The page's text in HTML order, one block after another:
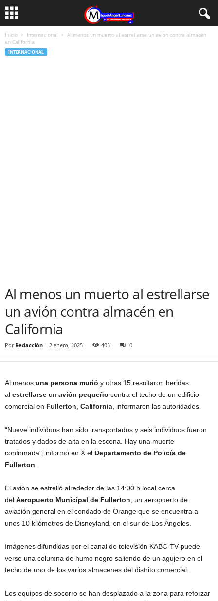
Inicio Internacional
Al menos un muerto al estrellarse un avión contra almacén
en California
INTERNACIONAL
Al menos un muerto al estrellarse
un avión contra almacén en
California
Por Redacción - 2 enero, 2025 405 0
Al menos una persona murió y otras 15 resultaron heridas
al estrellarse un avión pequeño contra el techo de un edificio
comercial en Fullerton California , informaron las autoridades.
“Nueve individuos han sido transportados y seis individuos fueron
tratados y dados de alta en la escena. Hay una muerte
confirmada”, informó en X el Departamento de Policía de
Fullerton
El avión se estrelló alrededor de las 14:00 h local cerca
del Aeropuerto Municipal de Fullerton , un aeropuerto de
aviación general en el condado de Orange que se encuentra a
unos 10 kilómetros de Disneyland, en el sur de Los Ángeles.
Imágenes difundidas por el canal de televisión KABC-TV puede
verse una columna de humo negro saliendo de un agujero en el
techo de uno de los varios almacenes del distrito comercial.
Los equipos de socorro se han desplazado a la zona para reforzar